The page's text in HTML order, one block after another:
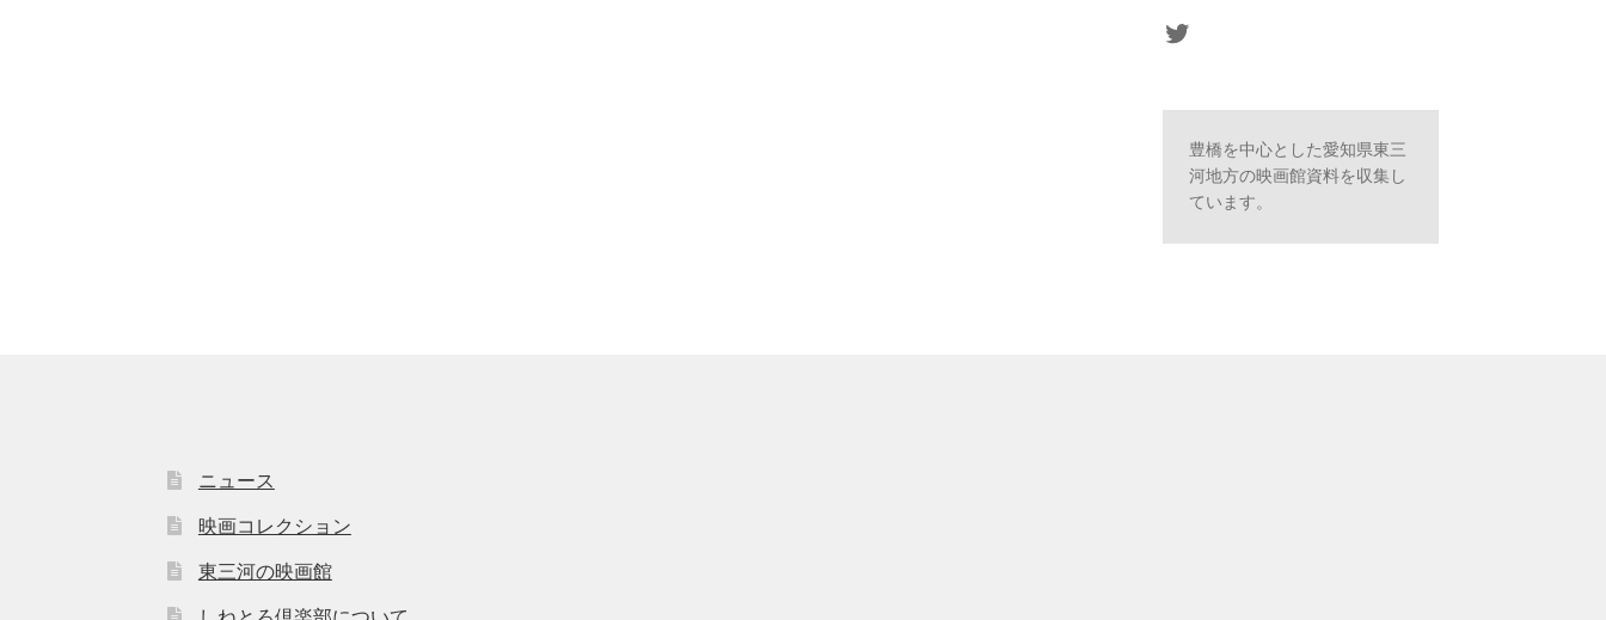
sasaki's Twitter
豊橋を中心とした愛知県東三
河地方の映画館資料を収集し
ています。
ニュース
映画コレクション
東三河の映画館